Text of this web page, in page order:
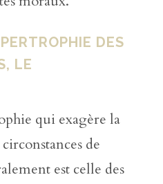
DES
LE
qui exagère la
de
est celle des